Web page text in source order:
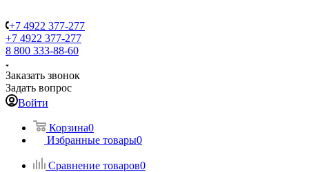
+7 4922 377-277
+7 4922 377-277
8 800 333-88-60
Заказать звонок
Задать вопрос
Войти
Корзина0
Избранные товары0
Сравнение товаров0